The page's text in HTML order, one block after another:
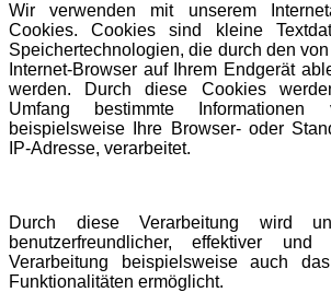
Wir verwenden mit unserem
Cookies. Cookies sind kleine
Speichertechnologien, die durch den
Internet-Browser auf Ihrem Endgerät
werden. Durch diese Cookies
Umfang bestimmte
beispielsweise Ihre Browser- oder
IP-Adresse, verarbeitet.
Durch diese Verarbeitung wird
benutzerfreundlicher, effektiver
Verarbeitung beispielsweise auch
Funktionalitäten ermöglicht.